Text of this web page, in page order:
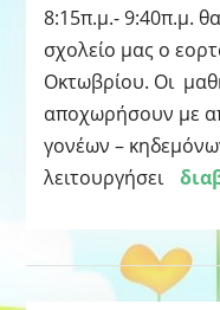
8:15π.μ.- 9:40π.μ.
σχολείο μας ο
Οκτωβρίου. Οι
αποχωρήσουν με
γονέων –
λειτουργήσει